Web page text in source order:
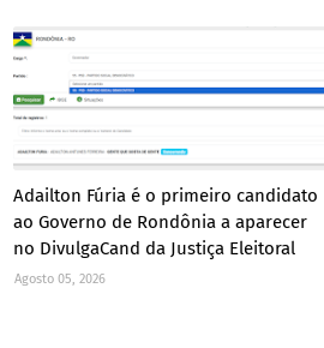
Adailton Fúria é o primeiro candidato
ao Governo de Rondônia a aparecer
no DivulgaCand da Justiça Eleitoral
Agosto 05, 2026